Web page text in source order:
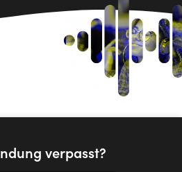
verpasst?